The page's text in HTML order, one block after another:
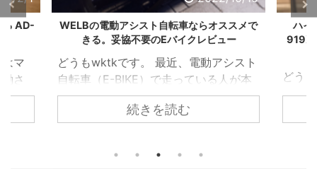
る AD-
マ
さ
前
WELBの電動アシスト自転車ならオススメで
きる。妥協不要のEバイクレビュー
どうもwktkです。 最近、電動アシスト
自転車（E-BIKE）で走っている人が本
当に増えましたよね。 乗ってみるとわ
かるのですが本当に便利でイイ。 ただ
続きを読む
ハイ
919X
どう
車が
ノー